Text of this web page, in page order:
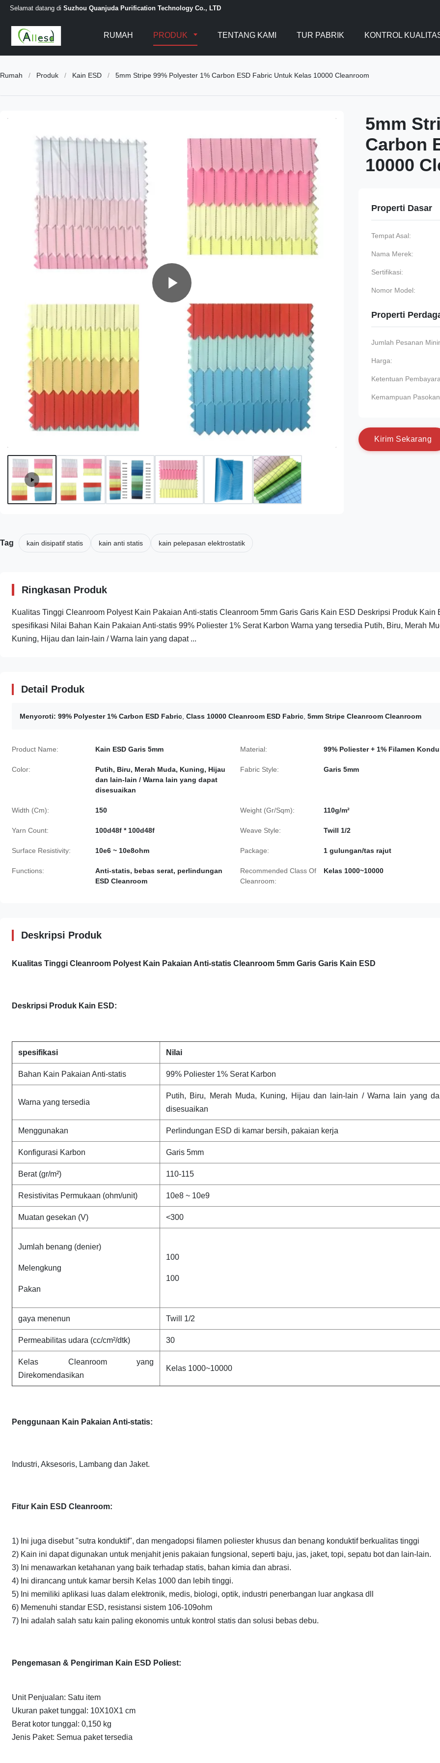
Selamat datang di Suzhou Quanjuda Purification Technology Co., LTD
RUMAH PRODUK TENTANG KAMI TUR PABRIK KONTROL
Rumah / Produk / Kain ESD / 5mm Stripe 99% Polyester 1% Carbon ESD Fabric Untuk Kelas 10000 Cleanroom
5mm
Carbon
10000
Properti Dasar
Tempat Asal:
Nama Merek:
Sertifikasi:
Nomor Model:
Properti
Jumlah Pesanan
Harga:
Ketentuan
Kemampuan
Kirim Sekarang
Tag kain disipatif statis kain anti statis kain pelepasan elektrostatik
Ringkasan Produk
Kualitas Tinggi Cleanroom Polyest Kain Pakaian Anti-statis Cleanroom 5mm Garis Garis Kain ESD Deskripsi Produk Kain
spesifikasi Nilai Bahan Kain Pakaian Anti-statis 99% Poliester 1% Serat Karbon Warna yang tersedia Putih, Biru, Merah
Kuning, Hijau dan lain-lain / Warna lain yang dapat ...
Detail Produk
Menyoroti: 99% Polyester 1% Carbon ESD Fabric Class 10000 Cleanroom ESD Fabric 5mm Stripe Cleanroom Cleanroom
Product Name: Kain ESD Garis 5mm Material: 99% Poliester + 1% Filamen
Color:
Putih, Biru, Merah Muda, Kuning, Hijau
dan lain-lain / Warna lain yang dapat
disesuaikan
Fabric Style: Garis 5mm
Width (Cm): 150 Weight (Gr/Sqm): 110g/m²
Yarn Count: 100d48f * 100d48f Weave Style: Twill 1/2
Surface Resistivity: 10e6 ~ 10e8ohm Package: 1 gulungan/tas rajut
Functions:
Anti-statis, bebas serat, perlindungan
ESD Cleanroom
Recommended Class Of
Cleanroom:
Kelas 1000~10000
Deskripsi Produk
Kualitas Tinggi Cleanroom Polyest Kain Pakaian Anti-statis Cleanroom 5mm Garis Garis Kain ESD
Deskripsi Produk Kain ESD:
spesifikasi Nilai
Bahan Kain Pakaian Anti-statis 99% Poliester 1% Serat Karbon
Warna yang tersedia
Putih, Biru, Merah Muda, Kuning, Hijau dan lain-lain / Warna lain yang
disesuaikan
Menggunakan Perlindungan ESD di kamar bersih, pakaian kerja
Konfigurasi Karbon Garis 5mm
Berat (gr/m²) 110-115
Resistivitas Permukaan (ohm/unit) 10e8 ~ 10e9
Muatan gesekan (V) <300
Jumlah benang (denier)
Melengkung
Pakan
100
100
gaya menenun Twill 1/2
Permeabilitas udara (cc/cm²/dtk) 30
Kelas Cleanroom yang
Direkomendasikan
Kelas 1000~10000
Penggunaan Kain Pakaian Anti-statis:
Industri, Aksesoris, Lambang dan Jaket.
Fitur Kain ESD Cleanroom:
1) Ini juga disebut "sutra konduktif", dan mengadopsi filamen poliester khusus dan benang konduktif berkualitas tinggi
2) Kain ini dapat digunakan untuk menjahit jenis pakaian fungsional, seperti baju, jas, jaket, topi, sepatu bot dan lain-lain.
3) Ini menawarkan ketahanan yang baik terhadap statis, bahan kimia dan abrasi.
4) Ini dirancang untuk kamar bersih Kelas 1000 dan lebih tinggi.
5) Ini memiliki aplikasi luas dalam elektronik, medis, biologi, optik, industri penerbangan luar angkasa dll
6) Memenuhi standar ESD, resistansi sistem 106-109ohm
7) Ini adalah salah satu kain paling ekonomis untuk kontrol statis dan solusi bebas debu.
Pengemasan & Pengiriman Kain ESD Poliest:
Unit Penjualan: Satu item
Ukuran paket tunggal: 10X10X1 cm
Berat kotor tunggal: 0,150 kg
Jenis Paket: Semua paket tersedia